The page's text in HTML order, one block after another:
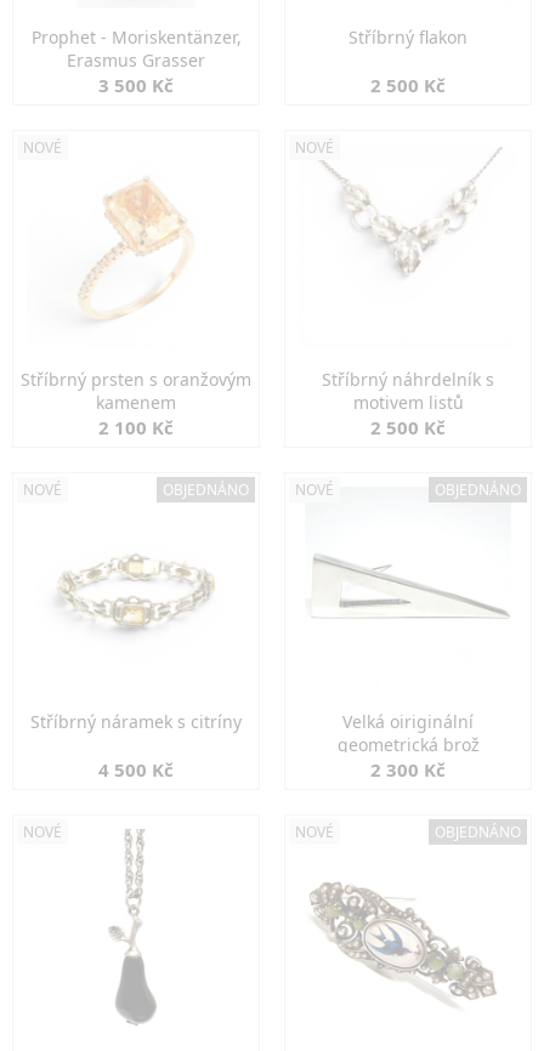
Prophet - Moriskentänzer,
Erasmus Grasser
3 500 Kč
Stříbrný flakon
2 500 Kč
NOVÉ
Stříbrný prsten s oranžovým
kamenem
2 100 Kč
NOVÉ
Stříbrný náhrdelník s
motivem listů
2 500 Kč
NOVÉ OBJEDNÁNO
Stříbrný náramek s citríny
4 500 Kč
NOVÉ OBJEDNÁNO
Velká oiriginální
geometrická brož
2 300 Kč
NOVÉ NOVÉ OBJEDNÁNO